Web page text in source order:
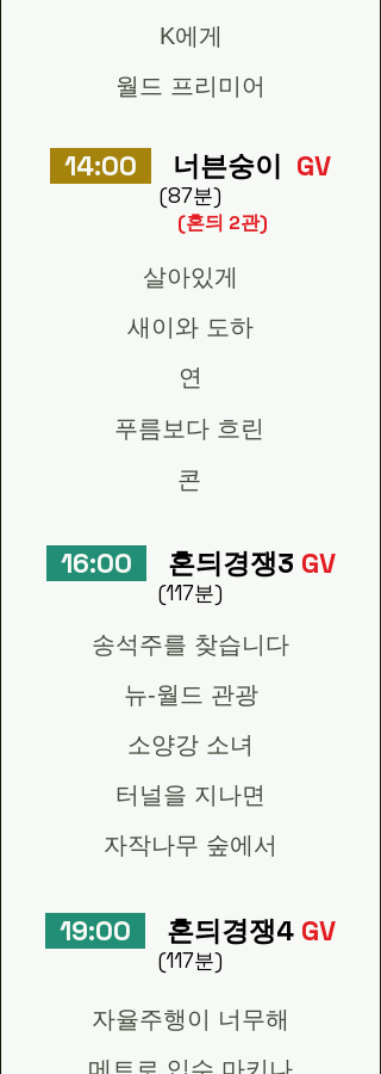
K에게
월드 프리미어
14:00 너븐숭이 GV
(87분)
​(혼듸 2관)
살아있게
새이와 도하
연
푸름보다 흐린
콘
16:00 혼듸경쟁3 GV
(117분)
송석주를 찾습니다
뉴-월드 관광
소양강 소녀
터널을 지나면
자작나무 숲에서
19:00 혼듸경쟁4 GV
(117분)
자율주행이 너무해
메트로 입수 마키나